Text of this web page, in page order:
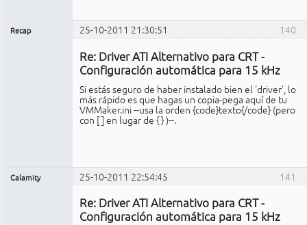
140
Recap 25-10-2011 21:30:51
Re: Driver ATI Alternativo para CRT -
Configuración automática para 15 kHz
Si estás seguro de haber instalado bien el 'driver', lo
más rápido es que hagas un copia-pega aquí de tu
VMMaker.ini --usa la orden {code}texto{/code} (pero
con [ ] en lugar de { } )--.
141
Calamity 25-10-2011 22:54:45
Re: Driver ATI Alternativo para CRT -
Configuración automática para 15 kHz